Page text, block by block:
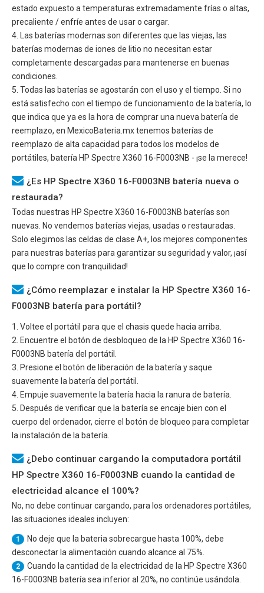
estado expuesto a temperaturas extremadamente frías o altas,
precaliente / enfríe antes de usar o cargar.
4. Las baterías modernas son diferentes que las viejas, las
baterías modernas de iones de litio no necesitan estar
completamente descargadas para mantenerse en buenas
condiciones.
5. Todas las baterías se agostarán con el uso y el tiempo. Si no
está satisfecho con el tiempo de funcionamiento de la batería, lo
que indica que ya es la hora de comprar una nueva batería de
reemplazo, en MexicoBateria.mx tenemos baterías de
reemplazo de alta capacidad para todos los modelos de
portátiles, batería HP Spectre X360 16-F0003NB - ¡se la merece!
¿Es HP Spectre X360 16-F0003NB batería nueva o
restaurada?
Todas nuestras HP Spectre X360 16-F0003NB baterías son
nuevas. No vendemos baterías viejas, usadas o restauradas.
Solo elegimos las celdas de clase A+, los mejores componentes
para nuestras baterías para garantizar su seguridad y valor, ¡así
que lo compre con tranquilidad!
¿Cómo reemplazar e instalar la HP Spectre X360 16-
F0003NB batería para portátil?
1. Voltee el portátil para que el chasis quede hacia arriba.
2. Encuentre el botón de desbloqueo de la HP Spectre X360 16-
F0003NB batería del portátil.
3. Presione el botón de liberación de la batería y saque
suavemente la batería del portátil.
4. Empuje suavemente la batería hacia la ranura de batería.
5. Después de verificar que la batería se encaje bien con el
cuerpo del ordenador, cierre el botón de bloqueo para completar
la instalación de la batería.
¿Debo continuar cargando la computadora portátil
HP Spectre X360 16-F0003NB cuando la cantidad de
electricidad alcance el 100%?
No, no debe continuar cargando, para los ordenadores portátiles,
las situaciones ideales incluyen:
1
No deje que la bateria sobrecargue hasta 100%, debe
desconectar la alimentación cuando alcance al 75%.
2 Cuando la cantidad de la electricidad de la HP Spectre X360
16-F0003NB batería sea inferior al 20%, no continúe usándola.